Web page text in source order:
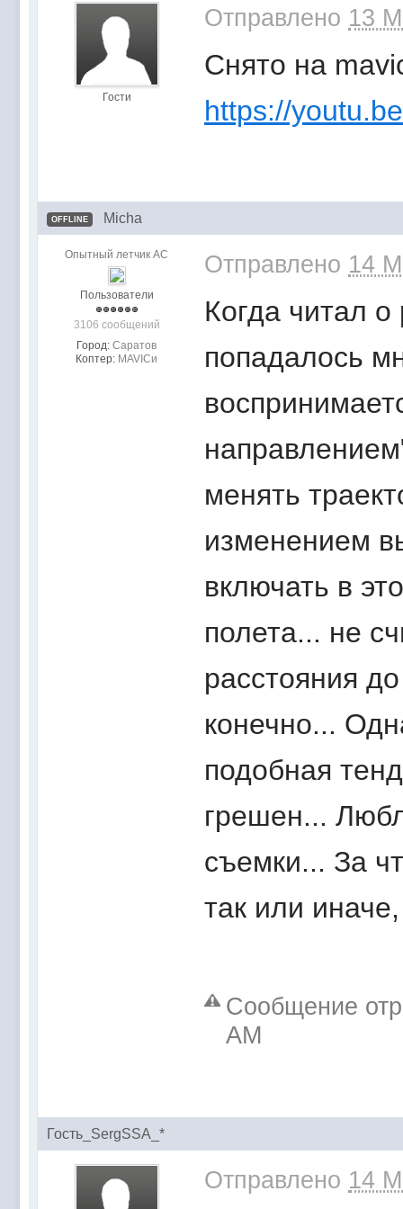
Гости
Отправлено 13
Снято на
https://
OFFLINE Micha
Опытный летчик АС
Пользователи
3106 сообщений
Город: Саратов
Коптер: MAVICи
Отправлено 14
Когда читал
попадалось
менять
изменением
включать в
полета... не
расстояния
конечно...
подобная
грешен...
съемки... За
так или
Сообщение
AM
Гость_SergSSA_*
Отправлено 14